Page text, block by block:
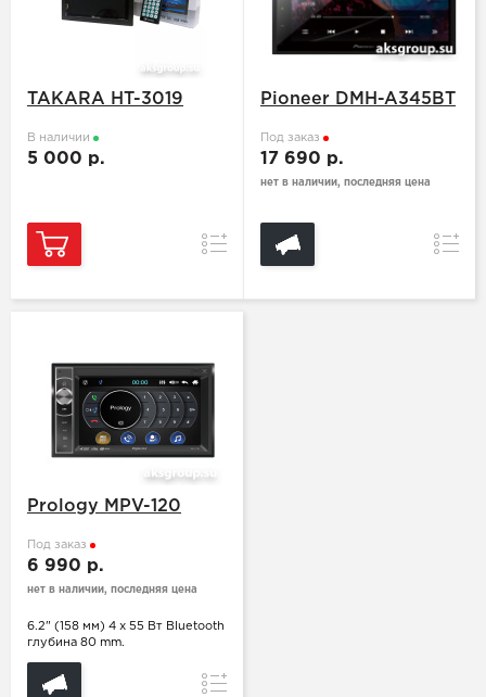
TAKARA HT-3019
В наличии
5 000 р.
Сравнение
Pioneer DMH-A345BT
Под заказ
17 690 р.
нет в наличии, последняя цена
Prology MPV-120
Под заказ
6 990 р.
нет в наличии, последняя цена
6.2" (158 мм) 4 х 55 Вт Bluetooth
глубина 80 mm.
Сравнение